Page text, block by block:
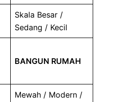
Skala Besar /
Sedang / Kecil
BANGUN RUMAH
Mewah / Modern /